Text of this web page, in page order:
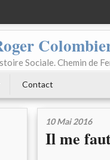
Sociale. Chemin de
Contact
10 Mai 2016
Il me